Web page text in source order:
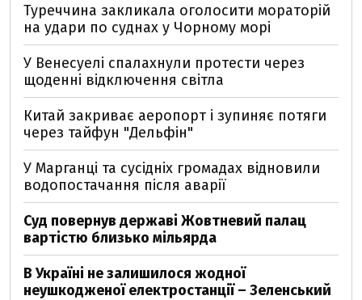
Туреччина закликала оголосити мораторій
на удари по суднах у Чорному морі
У Венесуелі спалахнули протести через
щоденні відключення світла
Китай закриває аеропорт і зупиняє потяги
через тайфун "Дельфін"
У Марганці та сусідніх громадах відновили
водопостачання після аварії
Суд повернув державі Жовтневий палац
вартістю близько мільярда
В Україні не залишилося жодної
неушкодженої електростанції – Зеленський